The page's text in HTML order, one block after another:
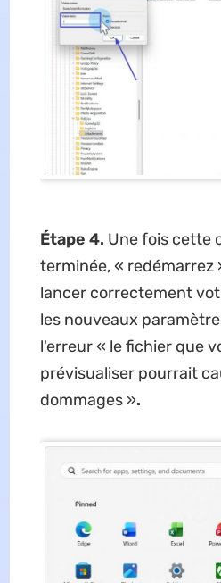
Étape 4. Une fois cette
terminée, « redémarrez
lancer correctement
les nouveaux
l'erreur « le fichier que
prévisualiser pourrait
dommages ».